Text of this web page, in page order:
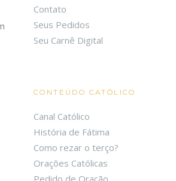
Contato
Seus Pedidos
Seu Carnê Digital
CONTEÚDO CATÓLICO
Canal Católico
História de Fátima
Como rezar o terço?
Orações Católicas
Pedido de Oração